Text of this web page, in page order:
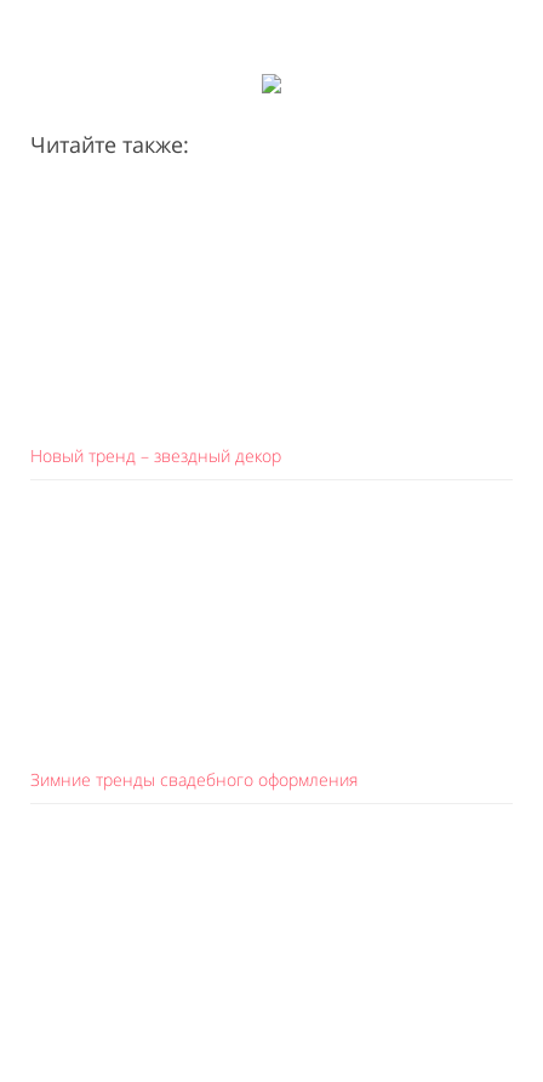
Читайте также:
Новый тренд – звездный декор
Зимние тренды свадебного оформления